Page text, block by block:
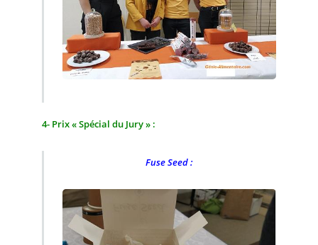
4- Prix « Spécial du Jury » :
Fuse Seed :